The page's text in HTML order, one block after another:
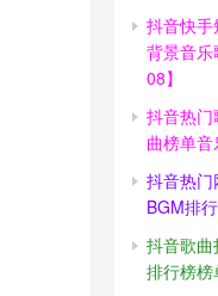
抖音快
背景音
08】
抖音热
曲榜单音
抖音热门
BGM排
抖音歌
排行榜榜